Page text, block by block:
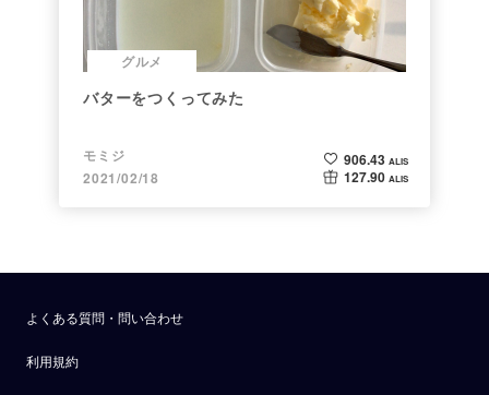
グルメ
バターをつくってみた
モミジ
2021/02/18
906.43 ALIS
127.90 ALIS
よくある質問・問い合わせ
利用規約